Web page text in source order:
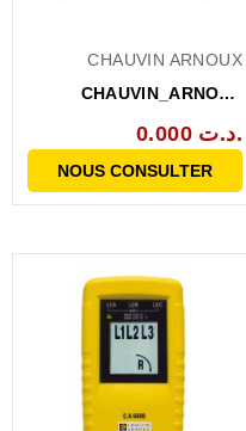
CHAUVIN ARNOUX
CHAUVIN_ARNOUX
INSTAL...0.000 د.ت.
NOUS CONSULTER